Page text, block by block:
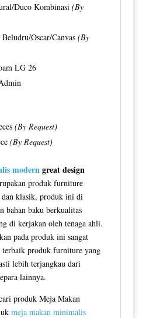
Duco Kombinasi (By
Oscar/Canvas (By
LG 26
(By Request)
(By Request)
moderngreat design
produk furniture
dan klasik, produk ini di
bahan baku berkualitas
di kerjakan oleh tenaga ahli.
pada produk ini sangat
terbaik produk furniture yang
lebih terjangkau dari
lainnya.
produk Meja Makan
meja makan minimalis